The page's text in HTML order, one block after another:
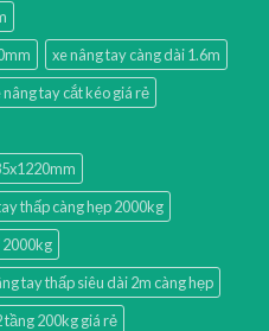
xe nâng tay càng dài 1.6m
nâng tay cắt kéo giá rẻ
thấp càng hẹp 2000kg
2000kg
tay thấp siêu dài 2m càng hẹp
tầng 200kg giá rẻ